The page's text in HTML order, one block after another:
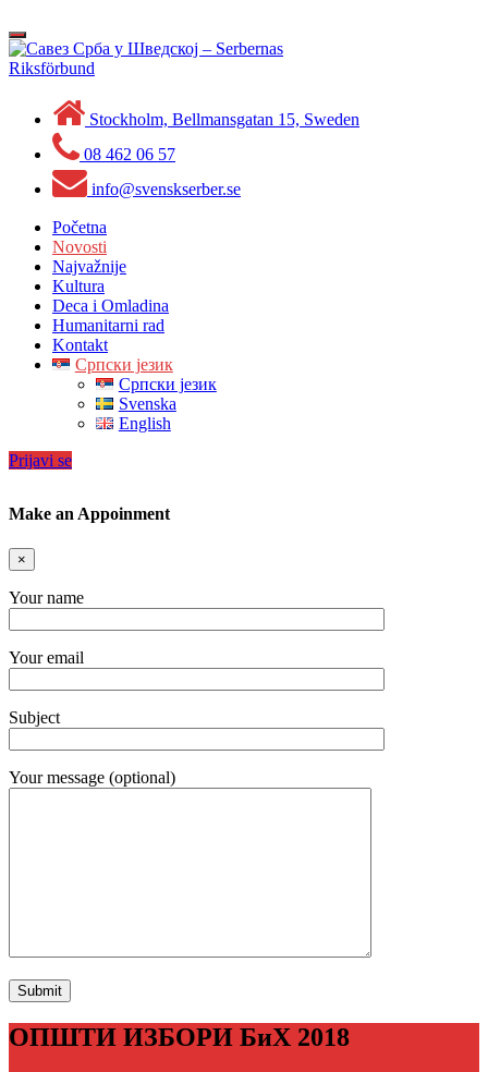
to
content
Toggle
navigation
Stockholm, Bellmansgatan 15, Sweden
08 462 06 57
info@svenskserber.se
Početna
Novosti
Najvažnije
Kultura
Deca i Omladina
Humanitarni rad
Kontakt
Српски језик
Српски језик
Svenska
English
Prijavi se
Make an Appoinment
×
Your name
Your email
Subject
Your message (optional)
ОПШТИ ИЗБОРИ БиХ 2018